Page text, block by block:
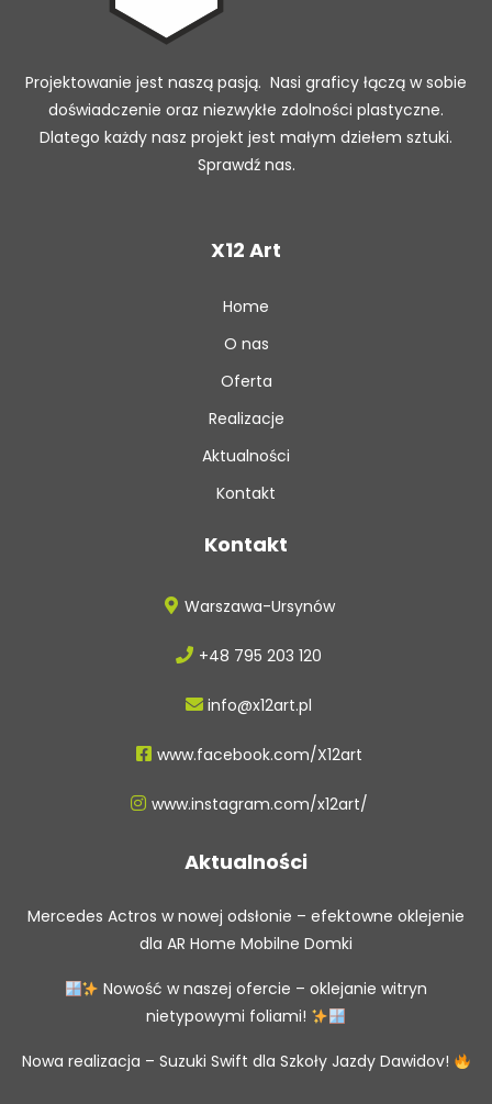
Projektowanie jest naszą pasją. Nasi graficy łączą w sobie
doświadczenie oraz niezwykłe zdolności plastyczne.
Dlatego każdy nasz projekt jest małym dziełem sztuki.
Sprawdź nas.
X12 Art
Home
O nas
Oferta
Realizacje
Aktualności
Kontakt
Kontakt
Warszawa-Ursynów
+48 795 203 120
info@x12art.pl
www.facebook.com/X12art
www.instagram.com/x12art/
Aktualności
Mercedes Actros w nowej odsłonie – efektowne oklejenie
dla AR Home Mobilne Domki
Nowość w naszej ofercie – oklejanie witryn
nietypowymi foliami!
Nowa realizacja – Suzuki Swift dla Szkoły Jazdy Dawidov!